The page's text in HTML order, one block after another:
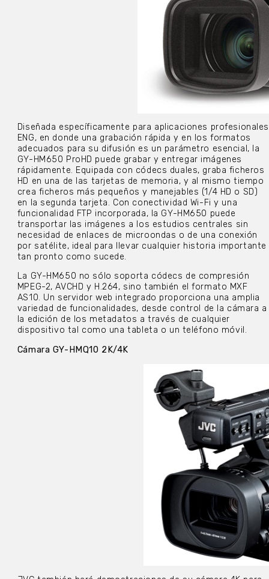
Diseñada específicamente para aplicaciones profesionales
ENG, en donde una grabación rápida y en los formatos
adecuados para su difusión es un parámetro esencial, la
GY-HM650 ProHD puede grabar y entregar imágenes
rápidamente. Equipada con códecs duales, graba ficheros
HD en una de las tarjetas de memoria, y al mismo tiempo
crea ficheros más pequeños y manejables (1/4 HD o SD)
en la segunda tarjeta. Con conectividad Wi-Fi y una
funcionalidad FTP incorporada, la GY-HM650 puede
transportar las imágenes a los estudios centrales sin
necesidad de enlaces de microondas o de una conexión
por satélite, ideal para llevar cualquier historia importante
tan pronto como sucede.
La GY-HM650 no sólo soporta códecs de compresión
MPEG-2, AVCHD y H.264, sino también el formato MXF
AS10. Un servidor web integrado proporciona una amplia
variedad de funcionalidades, desde control de la cámara a
la edición de los metadatos a través de cualquier
dispositivo tal como una tableta o un teléfono móvil.
Cámara GY-HMQ10 2K/4K